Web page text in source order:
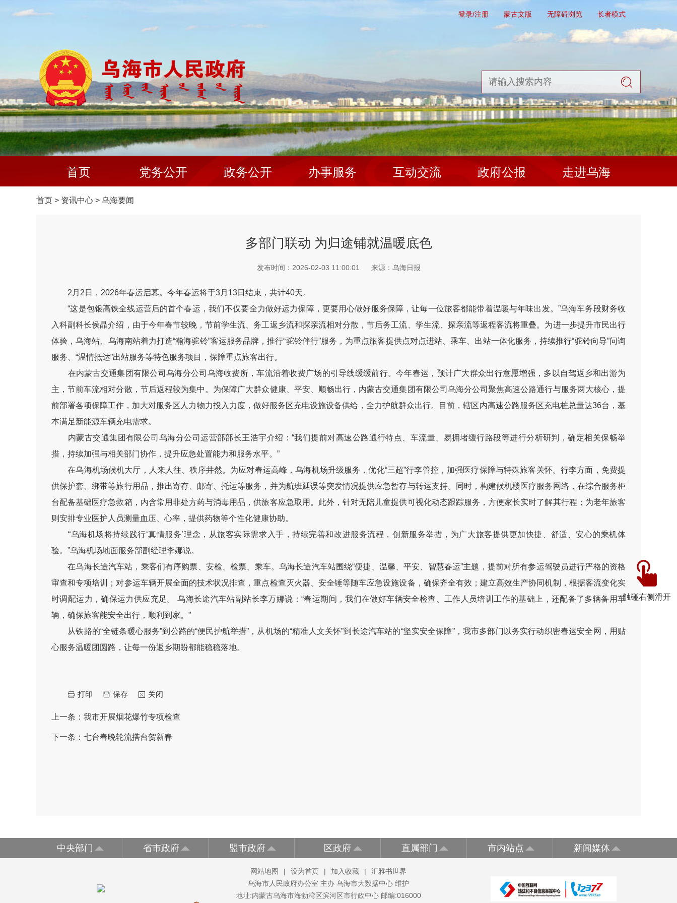
登录/注册 蒙古文版 无障碍浏览 长者模式
首页 党务公开 政务公开 办事服务 互动交流 政府公报 走进乌海
触碰右侧滑开
首页 > 资讯中心 > 乌海要闻
多部门联动 为归途铺就温暖底色
发布时间：2026-02-03 11:00:01 来源：乌海日报
2月2日，2026年春运启幕。今年春运将于3月13日结束，共计40天。
“这是包银高铁全线运营后的首个春运，我们不仅要全力做好运力保障，更要用心做好服务保障，让每一位旅客都能带着温暖与年味出发。”乌海车务段财务收
入科副科长侯晶介绍，由于今年春节较晚，节前学生流、务工返乡流和探亲流相对分散，节后务工流、学生流、探亲流等返程客流将重叠。为进一步提升市民出行
体验，乌海站、乌海南站着力打造“瀚海驼铃”客运服务品牌，推行“驼铃伴行”服务，为重点旅客提供点对点进站、乘车、出站一体化服务，持续推行“驼铃向导”问询
服务、“温情抵达”出站服务等特色服务项目，保障重点旅客出行。
在内蒙古交通集团有限公司乌海分公司乌海收费所，车流沿着收费广场的引导线缓缓前行。今年春运，预计广大群众出行意愿增强，多以自驾返乡和出游为
主，节前车流相对分散，节后返程较为集中。为保障广大群众健康、平安、顺畅出行，内蒙古交通集团有限公司乌海分公司聚焦高速公路通行与服务两大核心，提
前部署各项保障工作，加大对服务区人力物力投入力度，做好服务区充电设施设备供给，全力护航群众出行。目前，辖区内高速公路服务区充电桩总量达36台，基
本满足新能源车辆充电需求。
内蒙古交通集团有限公司乌海分公司运营部部长王浩宇介绍：“我们提前对高速公路通行特点、车流量、易拥堵缓行路段等进行分析研判，确定相关保畅举
措，持续加强与相关部门协作，提升应急处置能力和服务水平。”
在乌海机场候机大厅，人来人往、秩序井然。为应对春运高峰，乌海机场升级服务，优化“三超”行李管控，加强医疗保障与特殊旅客关怀。行李方面，免费提
供保护套、绑带等旅行用品，推出寄存、邮寄、托运等服务，并为航班延误等突发情况提供应急暂存与转运支持。同时，构建候机楼医疗服务网络，在综合服务柜
台配备基础医疗急救箱，内含常用非处方药与消毒用品，供旅客应急取用。此外，针对无陪儿童提供可视化动态跟踪服务，方便家长实时了解其行程；为老年旅客
则安排专业医护人员测量血压、心率，提供药物等个性化健康协助。
“乌海机场将持续践行‘真情服务’理念，从旅客实际需求入手，持续完善和改进服务流程，创新服务举措，为广大旅客提供更加快捷、舒适、安心的乘机体
验。”乌海机场地面服务部副经理李娜说。
在乌海长途汽车站，乘客们有序购票、安检、检票、乘车。乌海长途汽车站围绕“便捷、温馨、平安、智慧春运”主题，提前对所有参运驾驶员进行严格的资格
审查和专项培训；对参运车辆开展全面的技术状况排查，重点检查灭火器、安全锤等随车应急设施设备，确保齐全有效；建立高效生产协同机制，根据客流变化实
时调配运力，确保运力供应充足。 乌海长途汽车站副站长李万娜说：“春运期间，我们在做好车辆安全检查、工作人员培训工作的基础上，还配备了多辆备用车
辆，确保旅客能安全出行，顺利到家。”
从铁路的“全链条暖心服务”到公路的“便民护航举措”，从机场的“精准人文关怀”到长途汽车站的“坚实安全保障”，我市多部门以务实行动织密春运安全网，用贴
心服务温暖团圆路，让每一份返乡期盼都能稳稳落地。
关闭
保存
打印
上一条： 我市开展烟花爆竹专项检查
下一条： 七台春晚轮流搭台贺新春
中央部门 省市政府 盟市政府 区政府 直属部门 市内站点 新闻媒体
网站地图 | 设为首页 | 加入收藏 |
汇雅书世界
乌海市人民政府办公室 主办 乌海市大数据中心 维护
地址:内蒙古乌海市海勃湾区滨河区市行政中心 邮编:016000